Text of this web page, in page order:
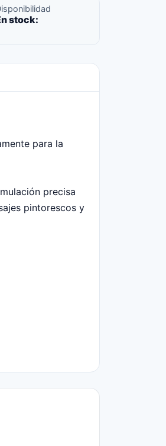
stock:
para la
precisa
pintorescos y